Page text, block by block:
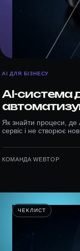
AI ДЛЯ БІЗНЕСУ
AI-система
Як знайти процеси, де
сервіс і не створює
КОМАНДА WEBTOP
ЧЕКЛИСТ